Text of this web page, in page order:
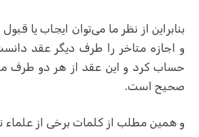
بنابراین از نظر ما می‌توان ایجاب یا
و اجازه متاخر را طرف دیگر عقد
حساب کرد و این عقد از هر دو طرف
صحیح است.
و همین مطلب از کلمات برخی از علماء